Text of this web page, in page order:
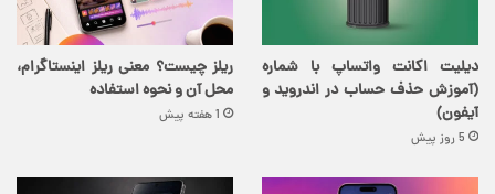
دیلیت اکانت واتساپ با شماره
(آموزش حذف حساب در اندروید و
آیفون)
5 روز پیش
ریلز چیست؟ معنی ریلز اینستاگرام،
محل آن و نحوه استفاده
1 هفته پیش